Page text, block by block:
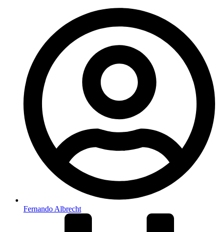
Fernando Albrecht